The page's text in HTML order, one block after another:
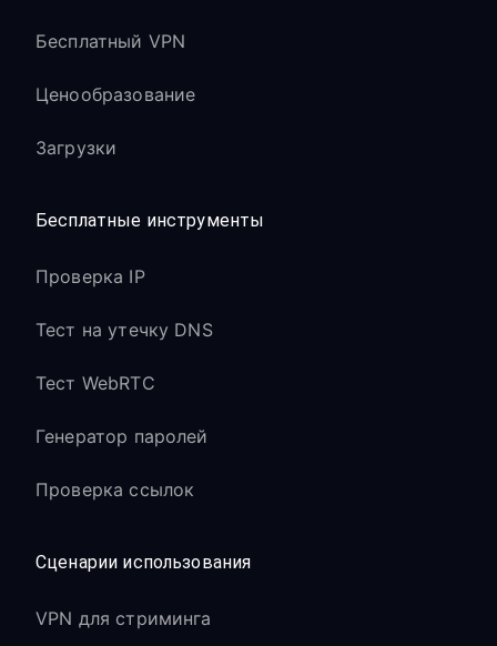
Бесплатный VPN
Ценообразование
Загрузки
Бесплатные инструменты
Проверка IP
Тест на утечку DNS
Тест WebRTC
Генератор паролей
Проверка ссылок
Сценарии использования
VPN для стриминга